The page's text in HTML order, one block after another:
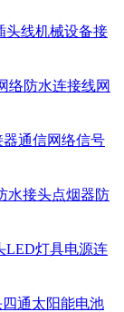
头线机械设备接
络防水连接线网
通信网络信号
水接头点烟器防
LED灯具电源连
通太阳能电池